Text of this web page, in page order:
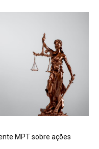
MPT sobre ações